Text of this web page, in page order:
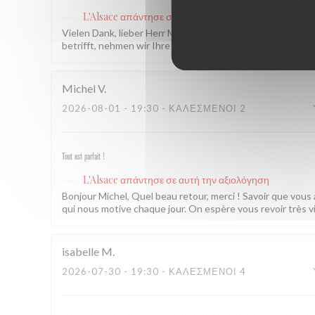
L'Alsace απάντησε σε αυτή την αξιολόγηση
Vielen Dank, lieber Herr Martin! Es freut uns sehr zu
betrifft, nehmen wir Ihre Rückmeldung gerne zur
Michel V
2026-08-01 - 19:30 - ΚΑΛΕΣΜΈΝΟΙ 2
Tout est parfait !
L'Alsace απάντησε σε αυτή την αξιολόγηση
Bonjour Michel, Quel beau retour, merci ! Savoir que
qui nous motive chaque jour. On espère vous revoir très
isabelle M
2026-07-30 - 19:30 - ΚΑΛΕΣΜΈΝΟΙ 4